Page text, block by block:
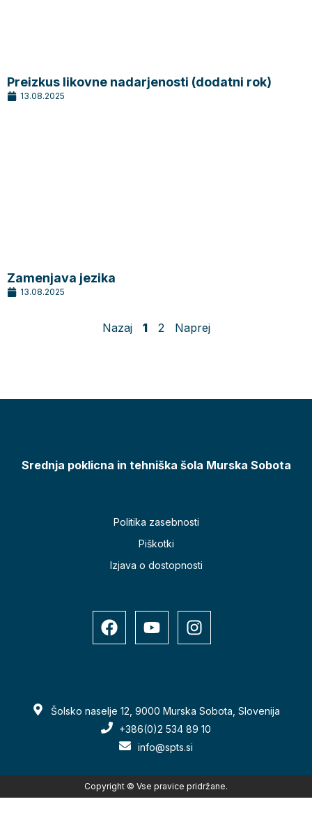
Preizkus likovne nadarjenosti (dodatni rok)
13.08.2025
Zamenjava jezika
13.08.2025
Nazaj 1 2 Naprej
Srednja poklicna in tehniška šola Murska Sobota
Politika zasebnosti
Piškotki
Izjava o dostopnosti
Šolsko naselje 12, 9000 Murska Sobota, Slovenija
+386(0)2 534 89 10
info@spts.si
Copyright © Vse pravice pridržane.